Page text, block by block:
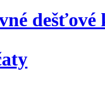
dešťové